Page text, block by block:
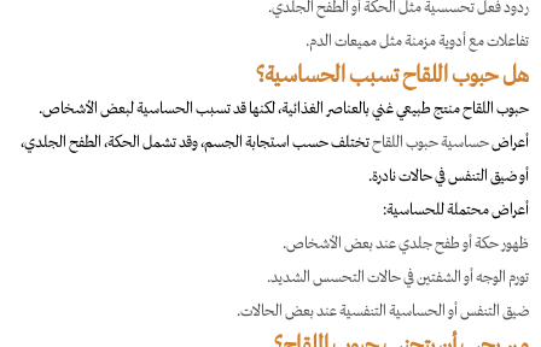
ردود فعل تحسسية مثل الحكة أو الطفح الجلدي.
تفاعلات مع أدوية مزمنة مثل مميعات الدم.
هل حبوب اللقاح تسبب الحساسية؟
حبوب اللقاح منتج طبيعي غني بالعناصر الغذائية، لكنها قد تسبب الحساسية لبعض الأشخاص.
أعراضحساسية حبوب اللقاحتختلف حسب استجابة الجسم، وقد تشمل الحكة، الطفح الجلدي،
أو ضيق التنفس في حالات نادرة.
أعراض محتملة للحساسية:
ظهور حكة أو طفح جلدي عند بعض الأشخاص.
تورم الوجه أو الشفتين في حالات التحسس الشديد.
ضيق التنفس أو الحساسية التنفسية عند بعض الحالات.